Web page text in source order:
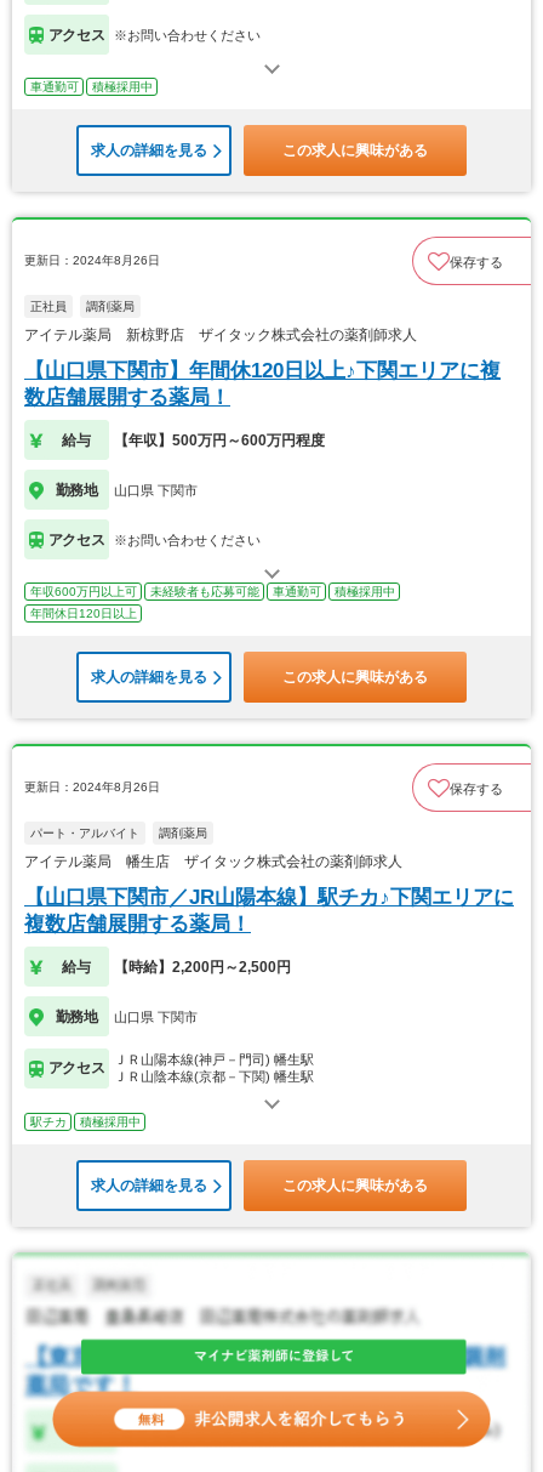
アクセス ※お問い合わせください
車通勤可 積極採用中
求人の詳細を見る この求人に興味がある
更新日：2024年8月26日 保存する
正社員 調剤薬局
アイテル薬局 新椋野店 ザイタック株式会社の薬剤師求人
【山口県下関市】年間休120日以上♪下関エリアに複
数店舗展開する薬局！
給与 【年収】500万円～600万円程度
勤務地 山口県 下関市
アクセス ※お問い合わせください
年収600万円以上可 未経験者も応募可能 車通勤可
積極採用中
年間休日120日以上
求人の詳細を見る この求人に興味がある
更新日：2024年8月26日 保存する
パート・アルバイト 調剤薬局
アイテル薬局 幡生店 ザイタック株式会社の薬剤師求人
【山口県下関市／JR山陽本線】駅チカ♪下関エリアに
複数店舗展開する薬局！
給与 【時給】2,200円～2,500円
勤務地 山口県 下関市
アクセス
ＪＲ山陽本線(神戸－門司) 幡生駅
ＪＲ山陰本線(京都－下関) 幡生駅
駅チカ 積極採用中
求人の詳細を見る この求人に興味がある